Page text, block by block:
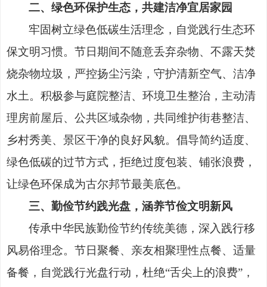
二、绿色环保护生态，共建洁净宜居家园
牢固树立绿色低碳生活理念，自觉践行生态环
保文明习惯。节日期间不随意丢弃杂物、不露天焚
烧杂物垃圾，严控扬尘污染，守护清新空气、洁净
水土。积极参与庭院整洁、环境卫生整治，主动清
理房前屋后、公共区域杂物，共同维护街巷整洁、
乡村秀美、景区干净的良好风貌。倡导简约适度、
绿色低碳的过节方式，拒绝过度包装、铺张浪费，
让绿色环保成为古尔邦节最美底色。
三、勤俭节约践光盘，涵养节俭文明新风
传承中华民族勤俭节约传统美德，深入践行移
风易俗理念。节日聚餐、亲友相聚理性点餐、适量
备餐，自觉践行光盘行动，杜绝“舌尖上的浪费”，